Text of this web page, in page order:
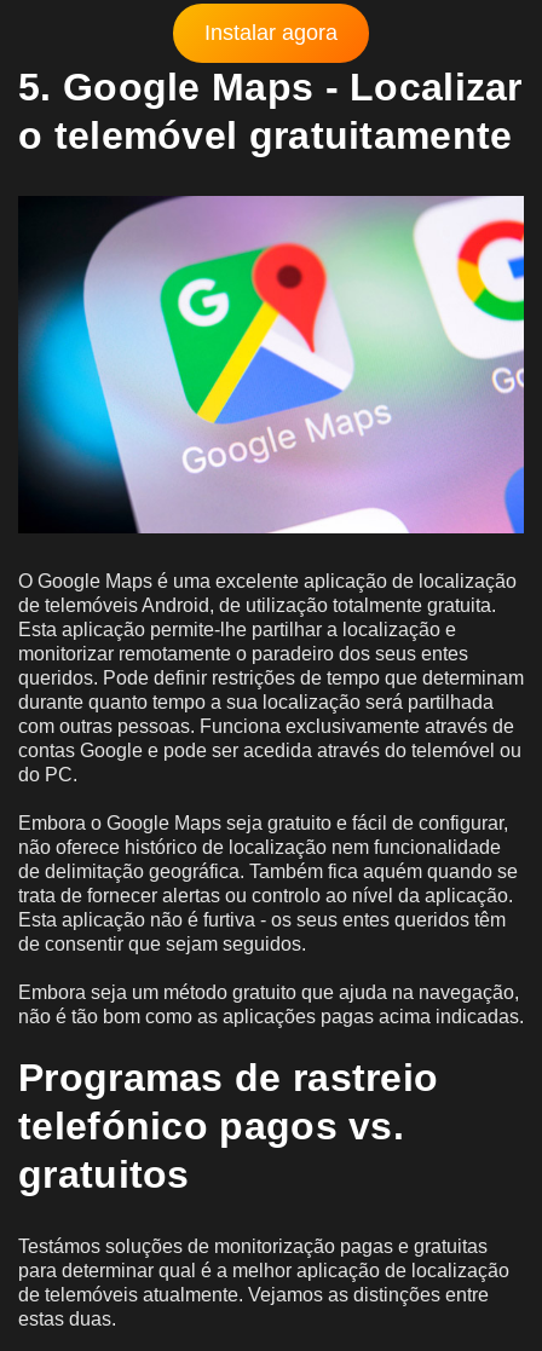
Instalar agora
5. Google Maps - Localizar
o telemóvel gratuitamente
O Google Maps é uma excelente aplicação de localização
de telemóveis Android, de utilização totalmente gratuita.
Esta aplicação permite-lhe partilhar a localização e
monitorizar remotamente o paradeiro dos seus entes
queridos. Pode definir restrições de tempo que determinam
durante quanto tempo a sua localização será partilhada
com outras pessoas. Funciona exclusivamente através de
contas Google e pode ser acedida através do telemóvel ou
do PC.
Embora o Google Maps seja gratuito e fácil de configurar,
não oferece histórico de localização nem funcionalidade
de delimitação geográfica. Também fica aquém quando se
trata de fornecer alertas ou controlo ao nível da aplicação.
Esta aplicação não é furtiva - os seus entes queridos têm
de consentir que sejam seguidos.
Embora seja um método gratuito que ajuda na navegação,
não é tão bom como as aplicações pagas acima indicadas.
Programas de rastreio
telefónico pagos vs.
gratuitos
Testámos soluções de monitorização pagas e gratuitas
para determinar qual é a melhor aplicação de localização
de telemóveis atualmente. Vejamos as distinções entre
estas duas.